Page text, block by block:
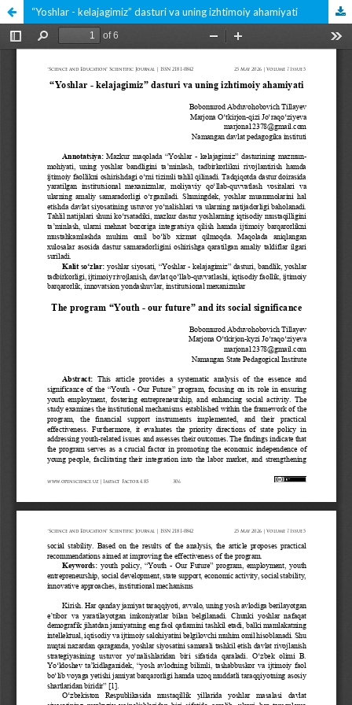
“Yoshlar - kelajagimiz” dasturi va uning izhtimoiy ahamiyati